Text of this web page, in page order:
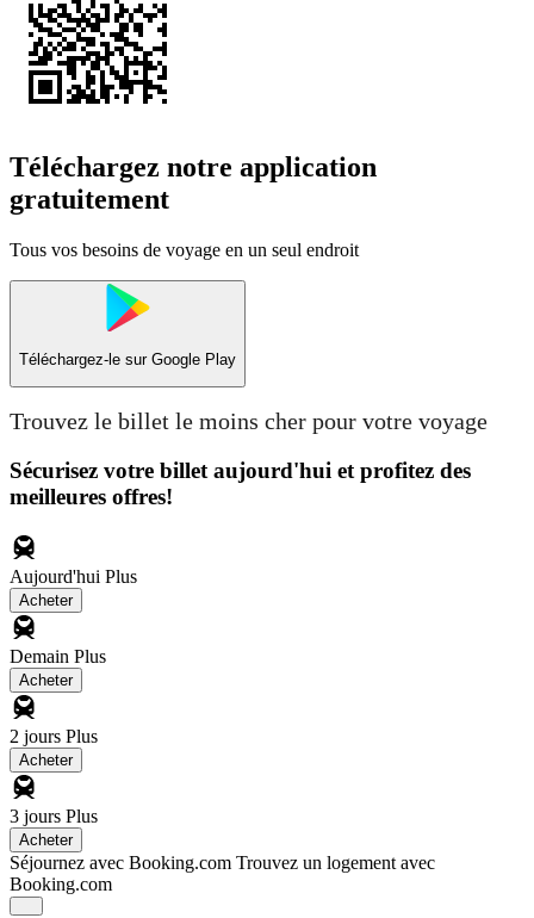
Téléchargez notre application
gratuitement
Tous vos besoins de voyage en un seul endroit
Téléchargez-le sur Google Play
Trouvez le billet le moins cher pour votre voyage
Sécurisez votre billet aujourd'hui et profitez des
meilleures offres!
Aujourd'hui Plus
Acheter
Demain Plus
Acheter
2 jours Plus
Acheter
3 jours Plus
Acheter
Séjournez avec Booking.com Trouvez un logement avec
Booking.com